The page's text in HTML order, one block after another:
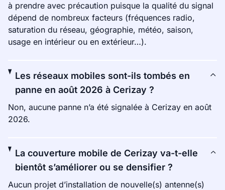
à prendre avec précaution puisque la qualité du signal
dépend de nombreux facteurs (fréquences radio,
saturation du réseau, géographie, météo, saison,
usage en intérieur ou en extérieur…).
Les réseaux mobiles sont-ils tombés en
panne en août 2026 à Cerizay ?
Non, aucune panne n’a été signalée à Cerizay en août
2026.
La couverture mobile de Cerizay va-t-elle
bientôt s’améliorer ou se densifier ?
Aucun projet d’installation de nouvelle(s) antenne(s)